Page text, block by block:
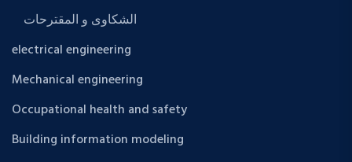
الشكاوى و المقترحات
electrical engineering
Mechanical engineering
Occupational health and safety
Building information modeling